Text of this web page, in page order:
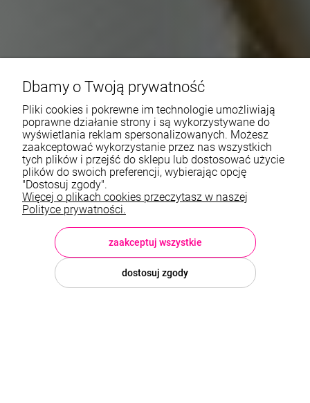
Dbamy o Twoją prywatność
Pliki cookies i pokrewne im technologie umożliwiają
poprawne działanie strony i są wykorzystywane do
wyświetlania reklam spersonalizowanych. Możesz
zaakceptować wykorzystanie przez nas wszystkich
tych plików i przejść do sklepu lub dostosować użycie
plików do swoich preferencji, wybierając opcję
"Dostosuj zgody".
Więcej o plikach cookies przeczytasz w naszej
Polityce prywatności.
dostosuj zgody
zaakceptuj wszystkie